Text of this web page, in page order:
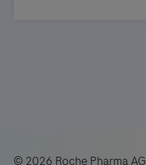
© 2026 Roche Pharma AG